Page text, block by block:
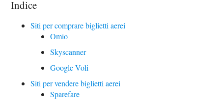
Indice
Siti per comprare biglietti aerei
Omio
Skyscanner
Google Voli
Siti per vendere biglietti aerei
Sparefare